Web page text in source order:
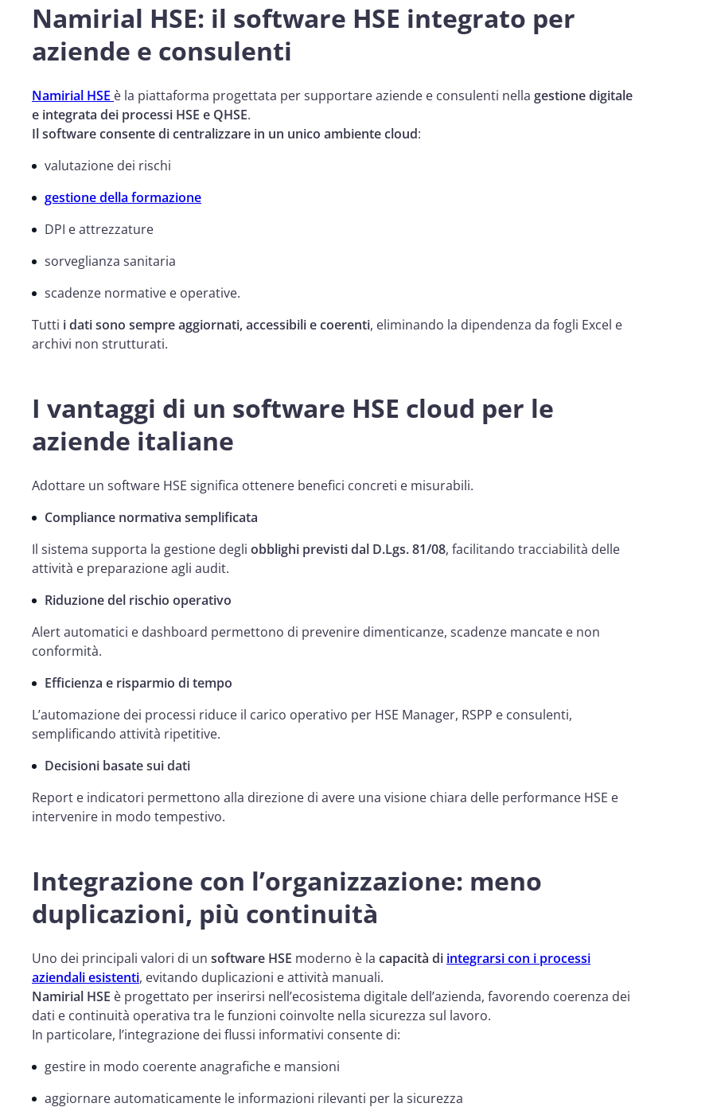
Namirial HSE: il software HSE integrato per
aziende e consulenti
Namirial HSE è la piattaforma progettata per supportare aziende e consulenti nella gestione digitale
e integrata dei processi HSE e QHSE.
Il software consente di centralizzare in un unico ambiente cloud:
valutazione dei rischi
gestione della formazione
DPI e attrezzature
sorveglianza sanitaria
scadenze normative e operative.
Tutti i dati sono sempre aggiornati, accessibili e coerenti, eliminando la dipendenza da fogli Excel e
archivi non strutturati.
I vantaggi di un software HSE cloud per le
aziende italiane
Adottare un software HSE significa ottenere benefici concreti e misurabili.
Compliance normativa semplificata
Il sistema supporta la gestione degli obblighi previsti dal D.Lgs. 81/08, facilitando tracciabilità delle
attività e preparazione agli audit.
Riduzione del rischio operativo
Alert automatici e dashboard permettono di prevenire dimenticanze, scadenze mancate e non
conformità.
Efficienza e risparmio di tempo
L’automazione dei processi riduce il carico operativo per HSE Manager, RSPP e consulenti,
semplificando attività ripetitive.
Decisioni basate sui dati
Report e indicatori permettono alla direzione di avere una visione chiara delle performance HSE e
intervenire in modo tempestivo.
Integrazione con l’organizzazione: meno
duplicazioni, più continuità
Uno dei principali valori di un software HSE moderno è la capacità di integrarsi con i processi
aziendali esistenti, evitando duplicazioni e attività manuali.
Namirial HSE è progettato per inserirsi nell’ecosistema digitale dell’azienda, favorendo coerenza dei
dati e continuità operativa tra le funzioni coinvolte nella sicurezza sul lavoro.
In particolare, l’integrazione dei flussi informativi consente di:
gestire in modo coerente anagrafiche e mansioni
aggiornare automaticamente le informazioni rilevanti per la sicurezza